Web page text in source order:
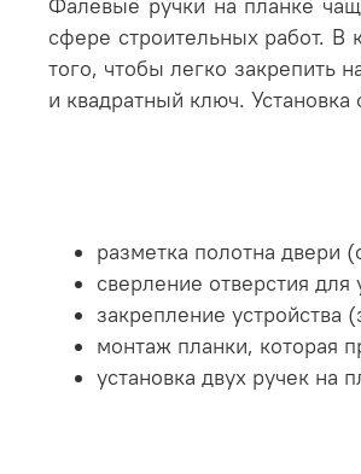
Фалевые ручки на планке
сфере строительных работ. В
того, чтобы легко закрепить
и квадратный ключ.
разметка полотна двери
сверление отверстия для
закрепление устройства
монтаж планки, которая
установка двух ручек